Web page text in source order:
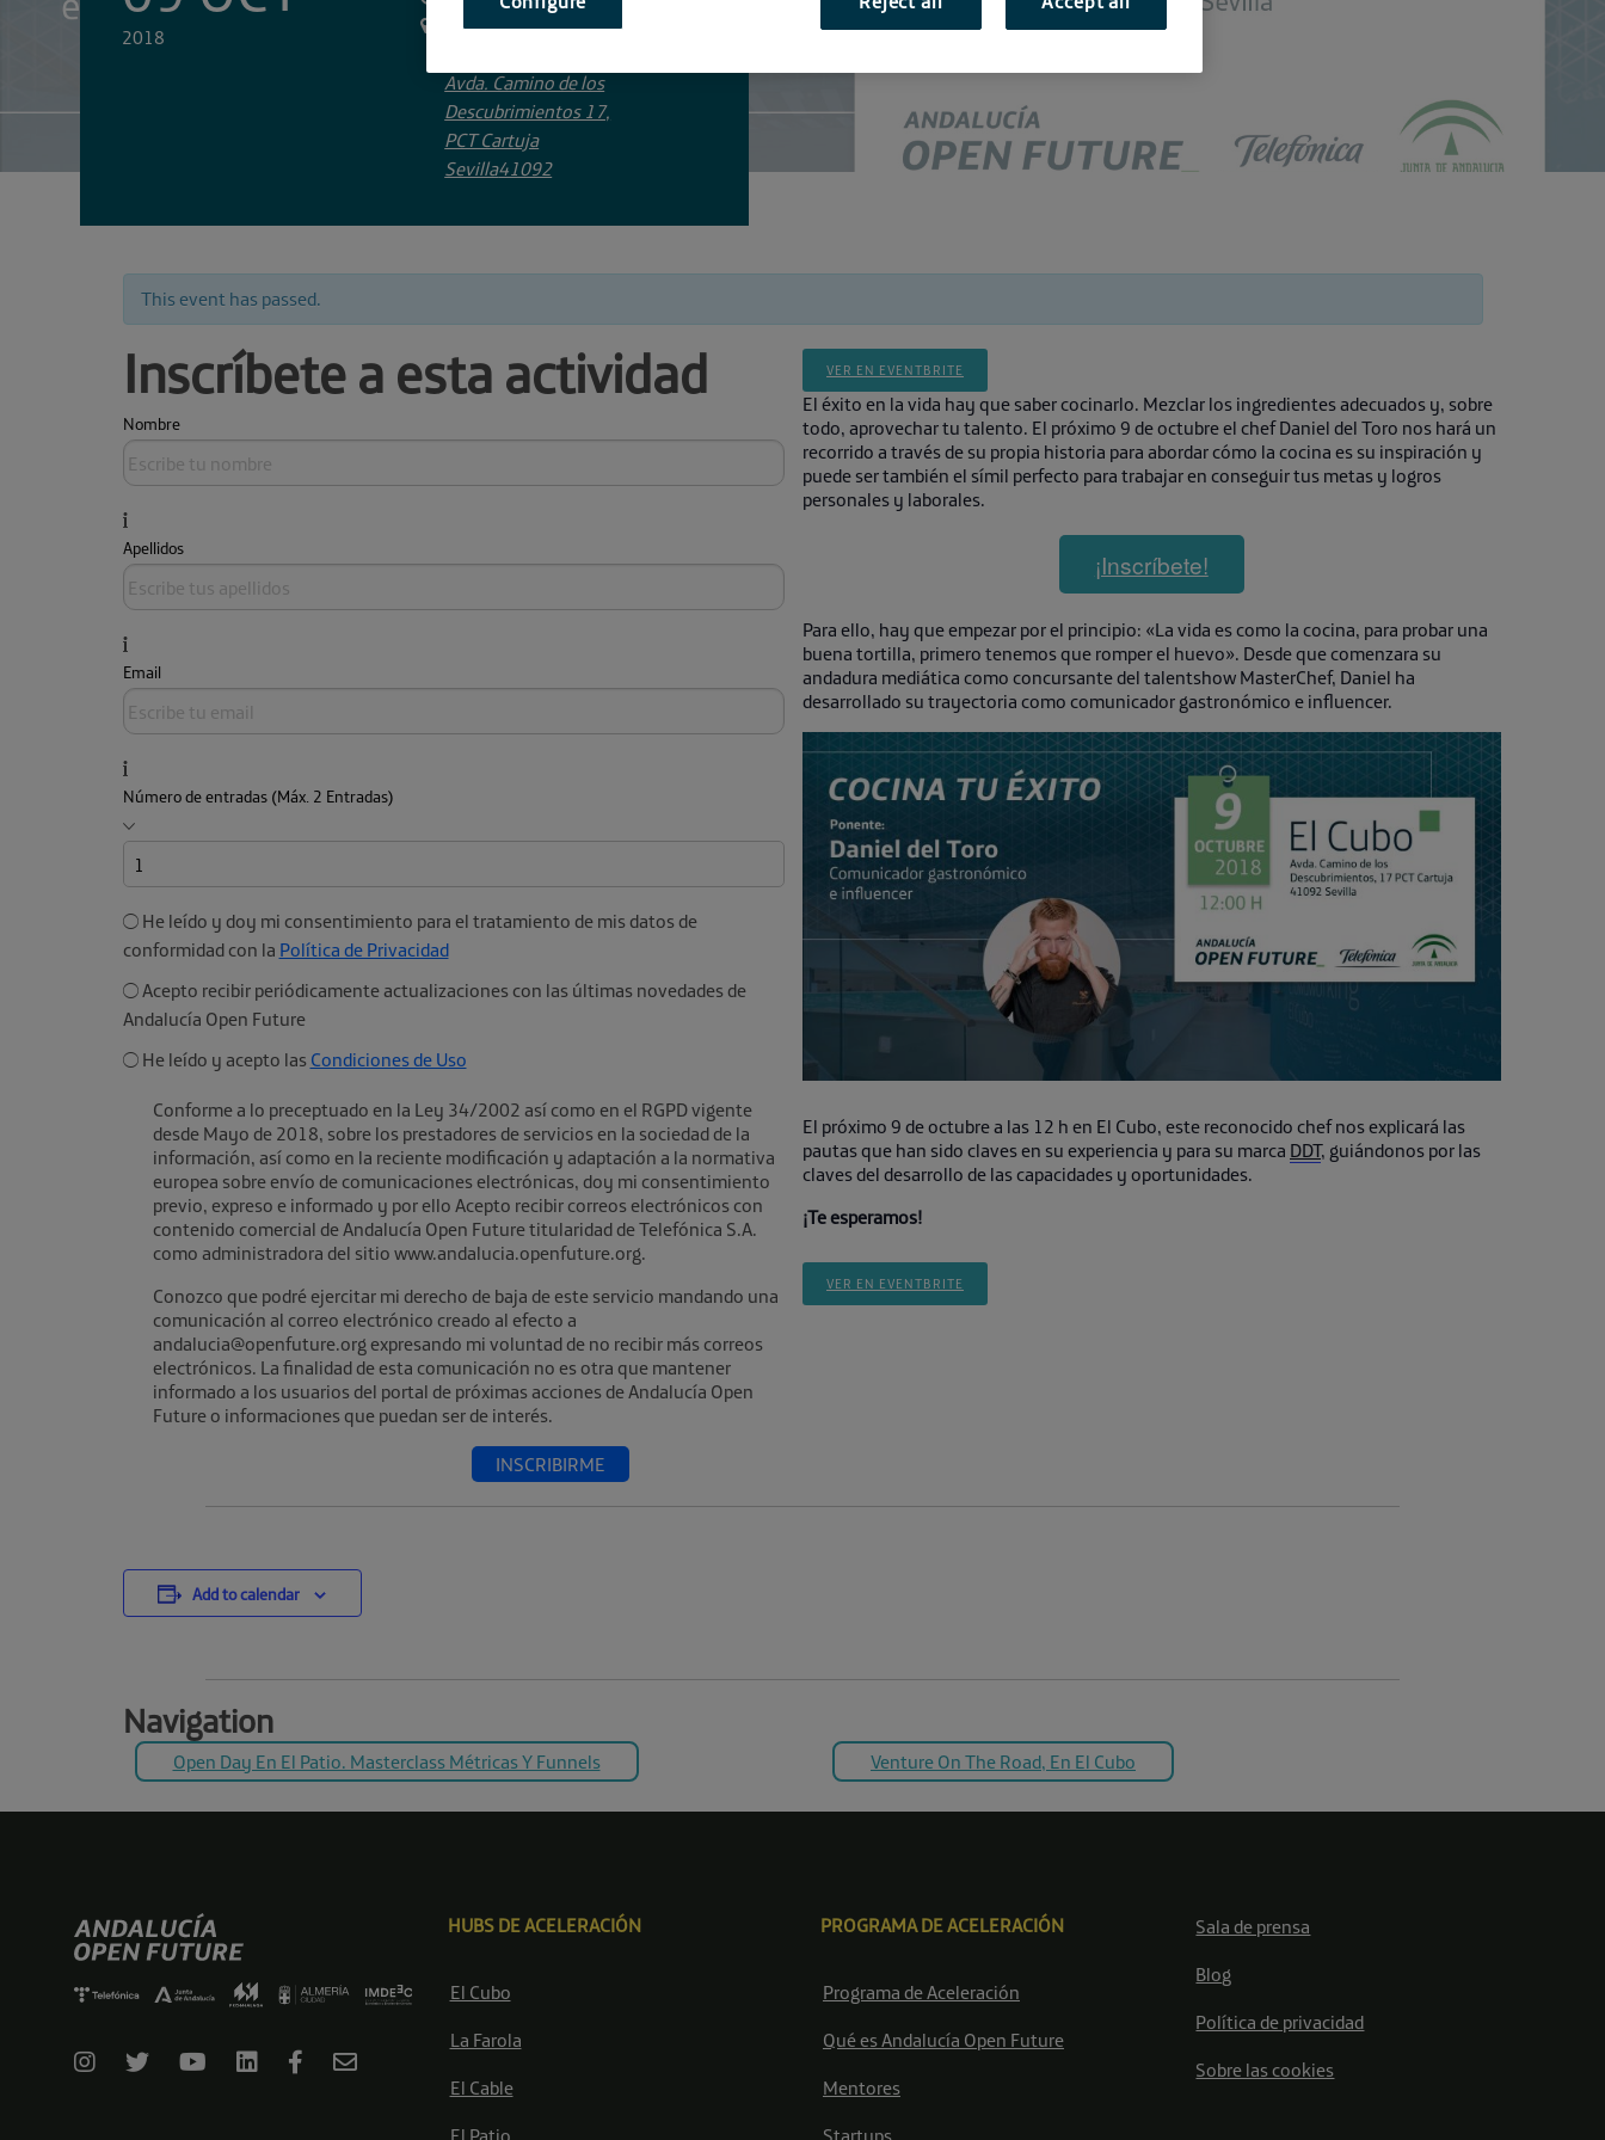
2018
Espacio de
Avda. Camino de los
Descubrimientos 17,
PCT Cartuja
Sevilla41092
This event has passed.
Inscríbete a esta actividad
Nombre
Apellidos
Email
Número de entradas (Máx. 2 Entradas)
He leído y doy mi consentimiento para el tratamiento de mis datos de
conformidad con la Política de Privacidad
Acepto recibir periódicamente actualizaciones con las últimas novedades de
Andalucía Open Future
He leído y acepto las Condiciones de Uso
Conforme a lo preceptuado en la Ley 34/2002 así como en el RGPD vigente
desde Mayo de 2018, sobre los prestadores de servicios en la sociedad de la
información, así como en la reciente modificación y adaptación a la normativa
europea sobre envío de comunicaciones electrónicas, doy mi consentimiento
previo, expreso e informado y por ello Acepto recibir correos electrónicos con
contenido comercial de Andalucía Open Future titularidad de Telefónica S.A.
como administradora del sitio www.andalucia.openfuture.org.
Conozco que podré ejercitar mi derecho de baja de este servicio mandando una
comunicación al correo electrónico creado al efecto a
andalucia@openfuture.org expresando mi voluntad de no recibir más correos
electrónicos. La finalidad de esta comunicación no es otra que mantener
informado a los usuarios del portal de próximas acciones de Andalucía Open
Future o informaciones que puedan ser de interés.
INSCRIBIRME
VER EN EVENTBRITE
El éxito en la vida hay que saber cocinarlo. Mezclar los ingredientes adecuados y, sobre
todo, aprovechar tu talento. El próximo 9 de octubre el chef Daniel del Toro nos hará un
recorrido a través de su propia historia para abordar cómo la cocina es su inspiración y
puede ser también el símil perfecto para trabajar en conseguir tus metas y logros
personales y laborales.
¡Inscríbete!
Para ello, hay que empezar por el principio: «La vida es como la cocina, para probar una
buena tortilla, primero tenemos que romper el huevo». Desde que comenzara su
andadura mediática como concursante del talentshow MasterChef, Daniel ha
desarrollado su trayectoria como comunicador gastronómico e influencer.
El próximo 9 de octubre a las 12 h en El Cubo, este reconocido chef nos explicará las
pautas que han sido claves en su experiencia y para su marca DDT, guiándonos por las
claves del desarrollo de las capacidades y oportunidades.
¡Te esperamos!
VER EN EVENTBRITE
Add to calendar
Navigation
Open Day En El Patio. Masterclass Métricas Y Funnels Venture On The Road, En El Cubo
HUBS DE ACELERACIÓN
El Cubo
La Farola
El Cable
El Patio
PROGRAMA DE ACELERACIÓN
Programa de Aceleración
Qué es Andalucía Open Future
Mentores
Startups
Sala de prensa
Blog
Política de privacidad
Sobre las cookies